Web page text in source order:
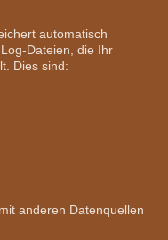
automatisch
Dateien, die Ihr
Dies sind:
anderen Datenquellen